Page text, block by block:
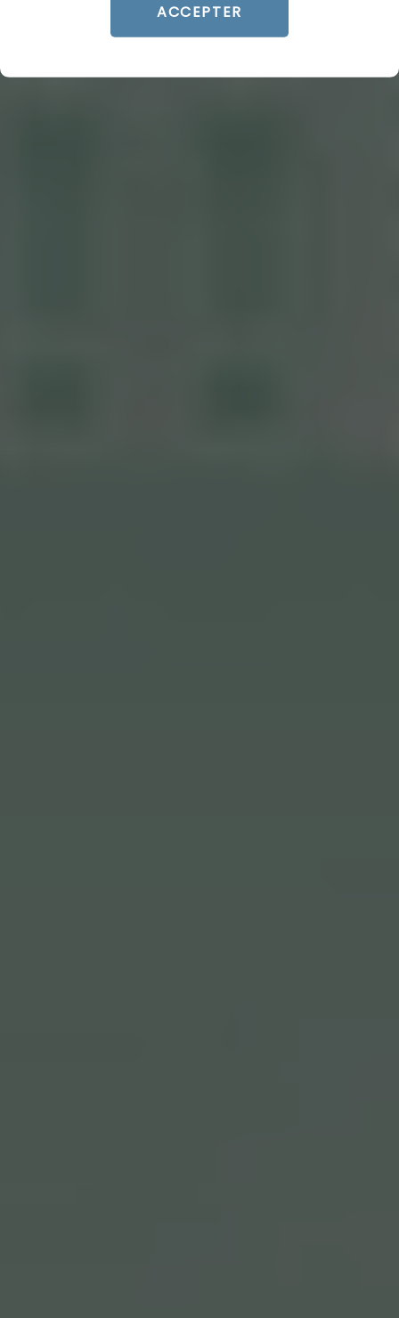
ACCEPTER